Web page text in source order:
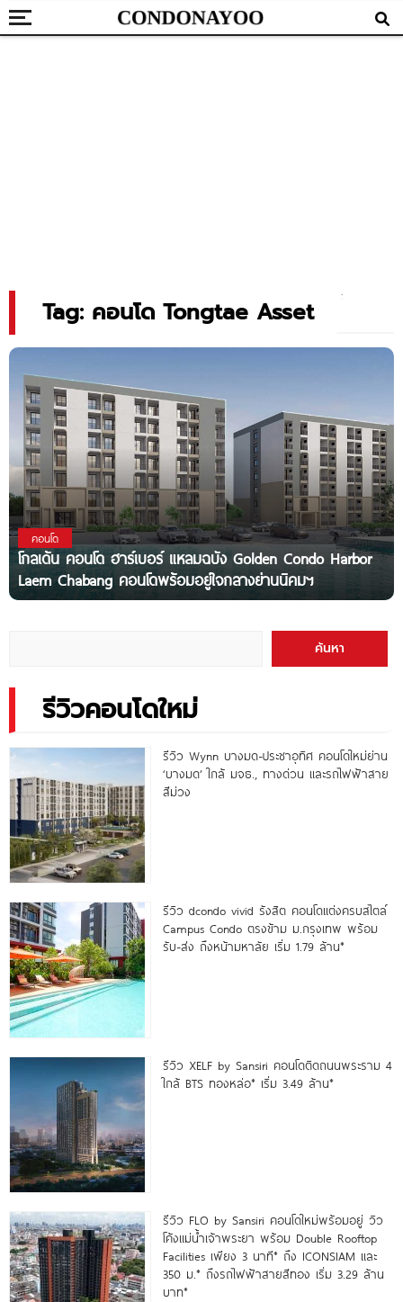
Tag: คอนโด Tongtae Asset
คอนโด
โกลเด้น คอนโด ฮาร์เบอร์ แหลมฉบัง Golden Condo Harbor
Laem Chabang คอนโดพร้อมอยู่ใจกลางย่านนิคมฯ
ค้นหา
รีวิวคอนโดใหม่
รีวิว Wynn บางมด-ประชาอุทิศ คอนโดใหม่ย่าน
‘บางมด’ ใกล้ มจธ., ทางด่วน และรถไฟฟ้าสาย
สีม่วง
รีวิว dcondo vivid รังสิต คอนโดแต่งครบสไตล์
Campus Condo ตรงข้าม ม.กรุงเทพ พร้อม
รับ-ส่ง ถึงหน้ามหาลัย เริ่ม 1.79 ล้าน*
รีวิว XELF by Sansiri คอนโดติดถนนพระราม 4
ใกล้ BTS ทองหล่อ* เริ่ม 3.49 ล้าน*
รีวิว FLO by Sansiri คอนโดใหม่พร้อมอยู่ วิว
โค้งแม่น้ำเจ้าพระยา พร้อม Double Rooftop
Facilities เพียง 3 นาที* ถึง ICONSIAM และ
350 ม.* ถึงรถไฟฟ้าสายสีทอง เริ่ม 3.29 ล้าน
บาท*